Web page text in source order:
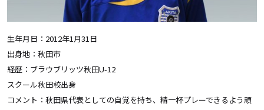
生年月日：2012年1月31日
出身地：秋田市
経歴：ブラウブリッツ秋田U-12
スクール秋田校出身
コメント：秋田県代表としての自覚を持ち、精一杯プレーできるよう頑